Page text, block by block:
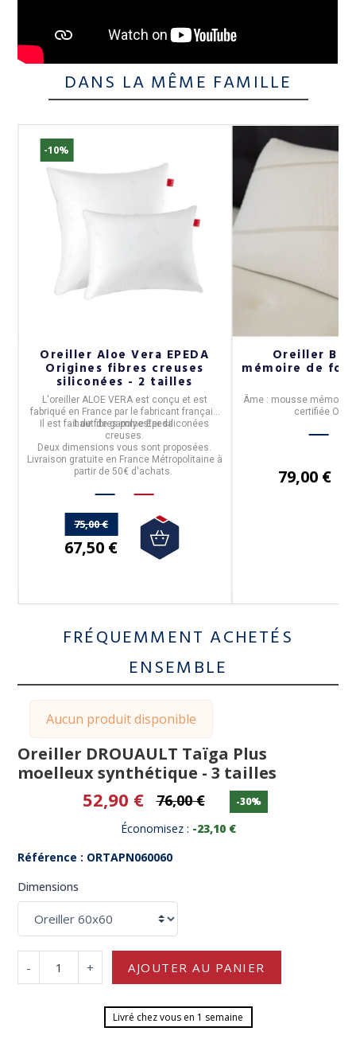
DANS LA MÊME FAMILLE
-10%
Oreiller Aloe Vera EPEDA
Origines fibres creuses
siliconées - 2 tailles
L'oreiller ALOE VERA est conçu et est
fabriqué en France par le fabricant français
haut de gammeEpeda .
Il est fait de fibres polyester siliconées
creuses.
Deux dimensions vous sont proposées.
Livraison gratuite en France Métropolitaine à
partir de 50€ d'achats.
75,00 €
67,50 €
Oreiller
mémoire de
Âme : mousse mémoire
certifiée
déhoussable
79,00 €
FRÉQUEMMENT ACHETÉS
ENSEMBLE
Aucun produit disponible
Oreiller DROUAULT Taïga Plus
moelleux synthétique - 3 tailles
52,90 € 76,00 € -30%
Économisez : -23,10 €
Référence : ORTAPN060060
Dimensions
- + AJOUTER AU PANIER
Livré chez vous en 1 semaine